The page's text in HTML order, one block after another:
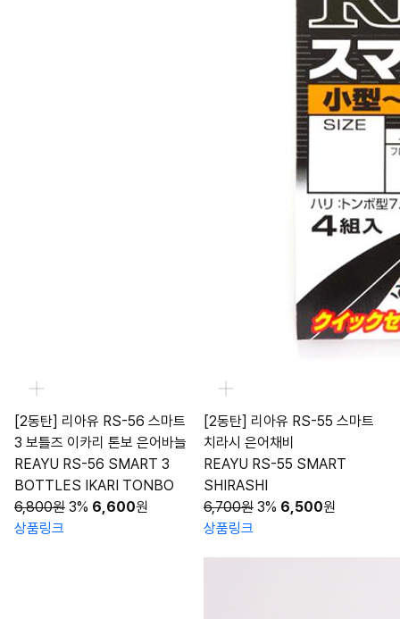
[2동탄] 리아유 RS-56 스마트
3 보틀즈 이카리 톤보 은어바늘
REAYU RS-56 SMART 3
BOTTLES IKARI TONBO
6,800원 3% 6,600원
상품링크
[2동탄] 리아유 RS-55 스마트
치라시 은어채비
REAYU RS-55 SMART
SHIRASHI
6,700원 3% 6,500원
상품링크